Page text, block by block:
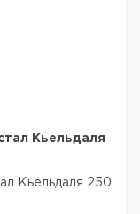
Кьельдаля
Кьельдаля 250